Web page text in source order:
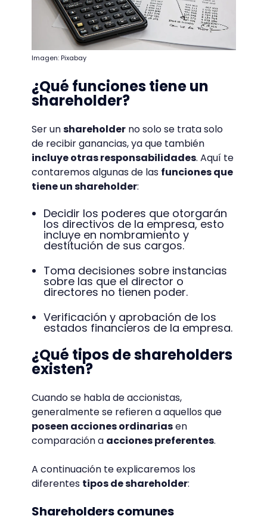
Imagen: Pixabay
¿Qué funciones tiene un
shareholder?
Ser unshareholderno solo se trata solo
de recibir ganancias, ya que también
incluye otras responsabilidades. Aquí te
contaremos algunas de las funciones que
tiene un shareholder:
Decidir los poderes que otorgarán
los directivos de la empresa, esto
incluye en nombramiento y
destitución de sus cargos.
Toma decisiones sobre instancias
sobre las que el director o
directores no tienen poder.
Verificación y aprobación de los
estados financieros de la empresa.
¿Qué tipos de shareholders
existen?
Cuando se habla de accionistas,
generalmente se refieren a aquellos que
poseen acciones ordinariasen
comparación a acciones preferentes.
A continuación te explicaremos los
diferentes tipos de shareholder:
Shareholders comunes